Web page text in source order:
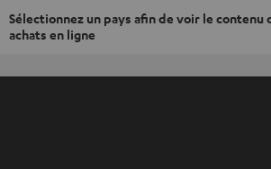
Sélectionnez un pays afin de voir le
achats en ligne